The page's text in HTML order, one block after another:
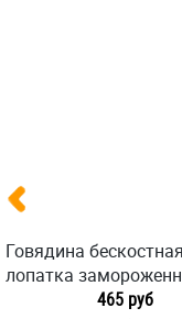
Говядина бескостная
лопатка
465 руб